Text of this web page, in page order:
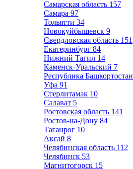
Самарская область 157
Самара 97
Тольятти 34
Новокуйбышевск 9
Свердловская область 151
Екатеринбург 84
Нижний Тагил 14
Каменск-Уральский 7
Республика Башкортостан
Уфа 91
Стерлитамак 10
Салават 5
Ростовская область 141
Ростов-на-Дону 84
Таганрог 10
Аксай 8
Челябинская область 112
Челябинск 53
Магнитогорск 15